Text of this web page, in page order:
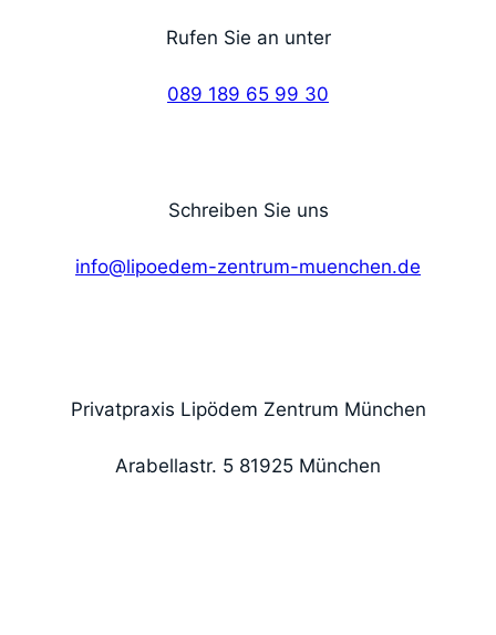
Rufen Sie an unter
089 189 65 99 30
Schreiben Sie uns
info@lipoedem-zentrum-muenchen.de
Privatpraxis Lipödem Zentrum München
Arabellastr. 5 81925 München